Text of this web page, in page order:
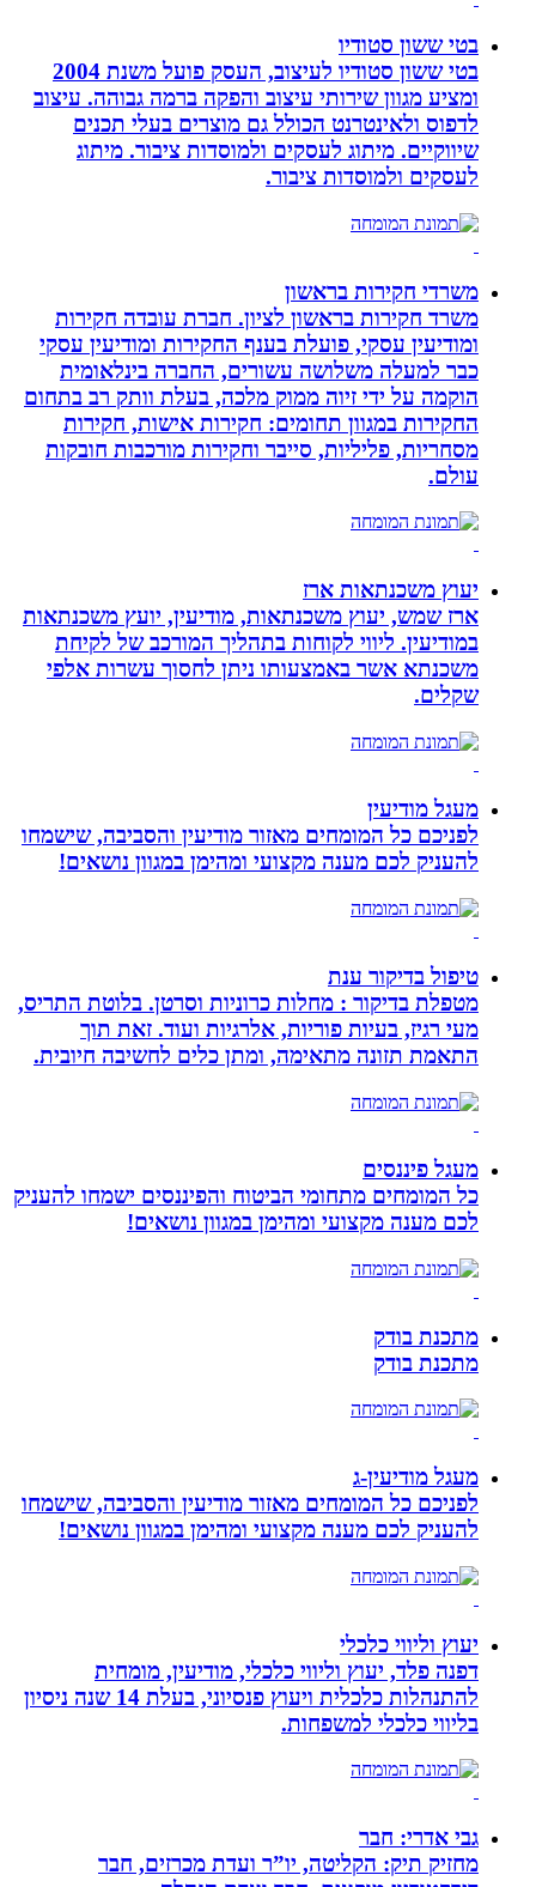
בטי ששון סטודיו
בטי ששון סטודיו לעיצוב, העסק פועל משנת 2004
ומציע מגוון שירותי עיצוב והפקה ברמה גבוהה. עיצוב
לדפוס ולאינטרנט הכולל גם מוצרים בעלי תכנים
שיווקיים. מיתוג לעסקים ולמוסדות ציבור. מיתוג
לעסקים ולמוסדות ציבור.
משרדי חקירות בראשון
משרד חקירות בראשון לציון. חברת עובדה חקירות
ומודיעין עסקי, פועלת בענף החקירות ומודיעין עסקי
כבר למעלה משלושה עשורים, החברה בינלאומית
הוקמה על ידי זיוה ממוק מלכה, בעלת וותק רב בתחום
החקירות במגוון תחומים: חקירות אישות, חקירות
מסחריות, פליליות, סייבר וחקירות מורכבות חובקות
עולם.
יעוץ משכנתאות ארז
ארז שמש, יעוץ משכנתאות, מודיעין, יועץ משכנתאות
במודיעין. ליווי לקוחות בתהליך המורכב של לקיחת
משכנתא אשר באמצעותו ניתן לחסוך עשרות אלפי
שקלים.
מעגל מודיעין
לפניכם כל המומחים מאזור מודיעין והסביבה, שישמחו
להעניק לכם מענה מקצועי ומהימן במגוון נושאים!
טיפול בדיקור ענת
מטפלת בדיקור : מחלות כרוניות וסרטן. בלוטת התריס,
מעי רגיז, בעיות פוריות, אלרגיות ועוד. זאת תוך
התאמת תזונה מתאימה, ומתן כלים לחשיבה חיובית.
מעגל פיננסים
כל המומחים מתחומי הביטוח והפיננסים ישמחו להעניק
לכם מענה מקצועי ומהימן במגוון נושאים!
מתכנת בודק
מתכנת בודק
מעגל מודיעין-ג
לפניכם כל המומחים מאזור מודיעין והסביבה, שישמחו
להעניק לכם מענה מקצועי ומהימן במגוון נושאים!
יעוץ וליווי כלכלי
דפנה פלד, יעוץ וליווי כלכלי, מודיעין, מומחית
להתנהלות כלכלית ויעוץ פנסיוני, בעלת 14 שנה ניסיון
בליווי כלכלי למשפחות.
גבי אדרי: חבר
מחזיק תיק: הקליטה, יו”ר ועדת מכרזים, חבר